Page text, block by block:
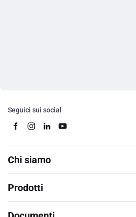
Seguici sui social
Chi siamo
Prodotti